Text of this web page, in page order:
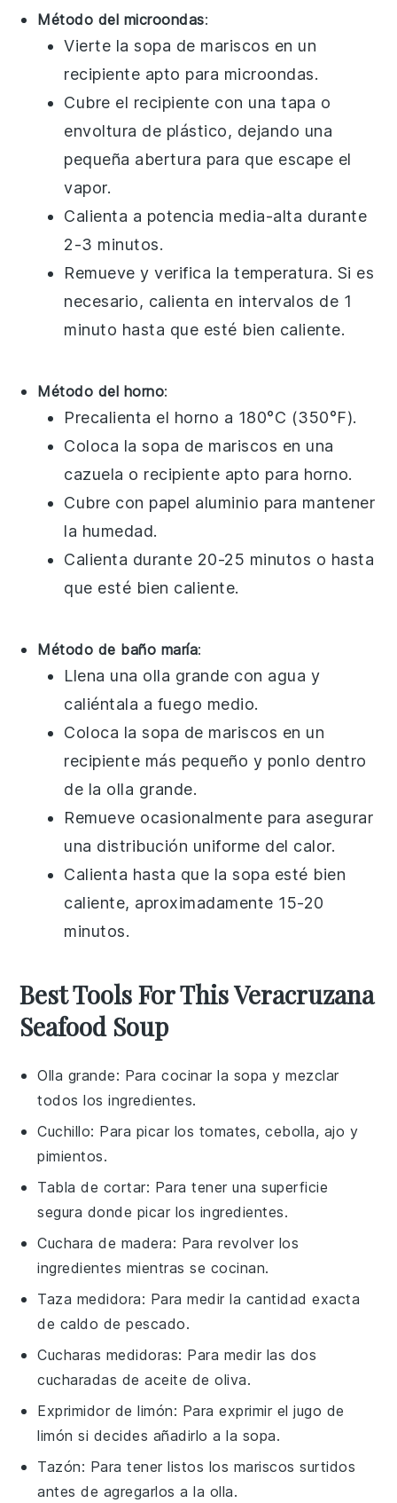
Método del microondas:
Vierte lasopa de mariscos en un
recipiente apto para microondas.
Cubre el recipiente con una tapa o
envoltura de plástico, dejando una
pequeña abertura para que escape el
vapor.
Calienta a potencia media-alta durante
2-3 minutos.
Remueve y verifica la temperatura. Si es
necesario, calienta en intervalos de 1
minuto hasta que esté bien caliente.
Método del horno:
Precalienta el horno a 180°C (350°F).
Coloca lasopa de mariscos en una
cazuela o recipiente apto para horno.
Cubre con papel aluminio para mantener
la humedad.
Calienta durante 20-25 minutos o hasta
que esté bien caliente.
Método de baño maría:
Llena una olla grande con agua y
caliéntala a fuego medio.
Coloca lasopa de mariscos en un
recipiente más pequeño y ponlo dentro
de la olla grande.
Remueve ocasionalmente para asegurar
una distribución uniforme del calor.
Calienta hasta que la sopa esté bien
caliente, aproximadamente 15-20
minutos.
Best Tools For This Veracruzana
Seafood Soup
Olla grande: Para cocinar la sopa y mezclar
todos los ingredientes.
Cuchillo: Para picar los tomates, cebolla, ajo y
pimientos.
Tabla de cortar: Para tener una superficie
segura donde picar los ingredientes.
Cuchara de madera: Para revolver los
ingredientes mientras se cocinan.
Taza medidora: Para medir la cantidad exacta
de caldo de pescado.
Cucharas medidoras: Para medir las dos
cucharadas de aceite de oliva.
Exprimidor de limón: Para exprimir el jugo de
limón si decides añadirlo a la sopa.
Tazón: Para tener listos los mariscos surtidos
antes de agregarlos a la olla.